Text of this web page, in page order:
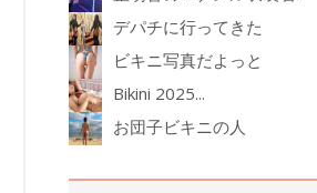
デパチに行ってきた
ビキニ写真だよっと
Bikini 2025...
お団子ビキニの人